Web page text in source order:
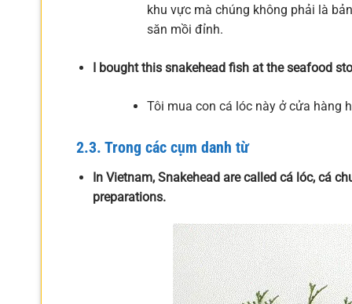
khu vực mà chúng không phải là
săn mồi đỉnh.
I bought this snakehead fish at the seafood
Tôi mua con cá lóc này ở cửa hàng
2.3. Trong các cụm danh từ
In Vietnam, Snakehead are called cá lóc, cá
preparations.